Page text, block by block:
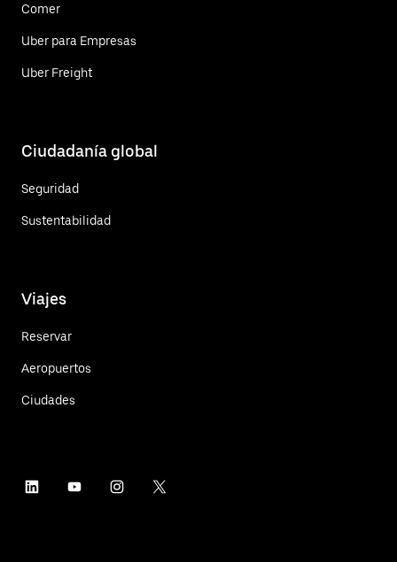
Comer
Uber para Empresas
Uber Freight
Ciudadanía global
Seguridad
Sustentabilidad
Viajes
Reservar
Aeropuertos
Ciudades